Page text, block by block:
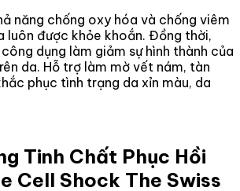
năng chống oxy hóa và chống viêm
luôn được khỏe khoắn. Đồng thời,
dụng làm giảm sự hình thành của
da. Hỗ trợ làm mờ vết nám, tàn
phục tình trạng da xỉn màu, da
Tinh Chất Phục Hồi
Cell Shock The Swiss